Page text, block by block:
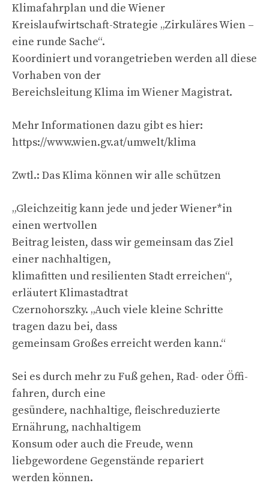
Klimafahrplan und die Wiener
Kreislaufwirtschaft-Strategie „Zirkuläres Wien –
eine runde Sache“.
Koordiniert und vorangetrieben werden all diese
Vorhaben von der
Bereichsleitung Klima im Wiener Magistrat.
Mehr Informationen dazu gibt es hier:
https://www.wien.gv.at/umwelt/klima
Zwtl.: Das Klima können wir alle schützen
„Gleichzeitig kann jede und jeder Wiener*in
einen wertvollen
Beitrag leisten, dass wir gemeinsam das Ziel
einer nachhaltigen,
klimafitten und resilienten Stadt erreichen“,
erläutert Klimastadtrat
Czernohorszky. „Auch viele kleine Schritte
tragen dazu bei, dass
gemeinsam Großes erreicht werden kann.“
Sei es durch mehr zu Fuß gehen, Rad- oder Öffi-
fahren, durch eine
gesündere, nachhaltige, fleischreduzierte
Ernährung, nachhaltigem
Konsum oder auch die Freude, wenn
liebgewordene Gegenstände repariert
werden können.